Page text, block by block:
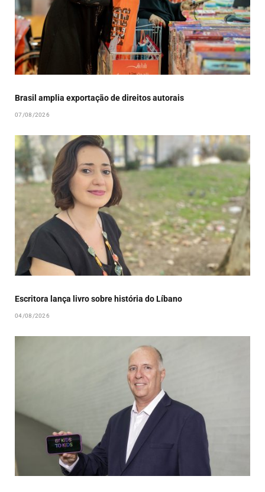
Brasil amplia exportação de direitos autorais
07/08/2026
Escritora lança livro sobre história do Líbano
04/08/2026